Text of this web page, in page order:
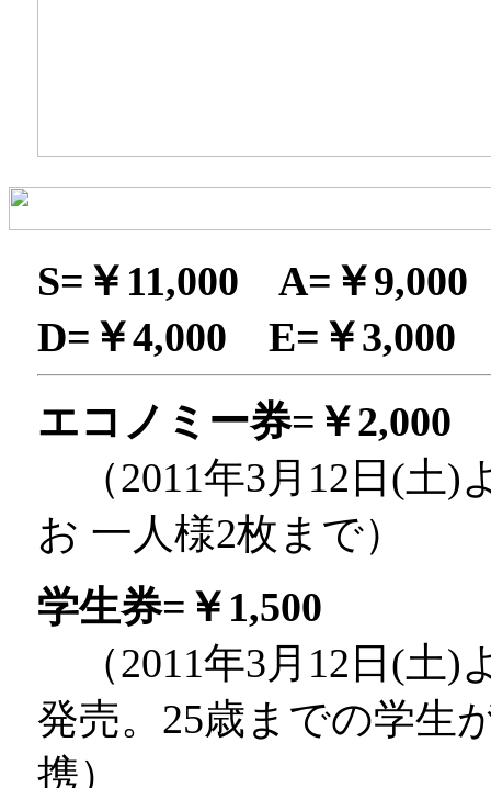
S=￥11,000 A=￥
D=￥4,000 E=￥3,000
エコノミー券= ￥2,000
（2011年3月12日(
お 一人様2枚まで）
学生券=￥1,500
（2011年3月12日(土
発売。25歳までの学生
携）